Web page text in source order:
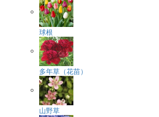
球根
多年草（花苗）
山野草